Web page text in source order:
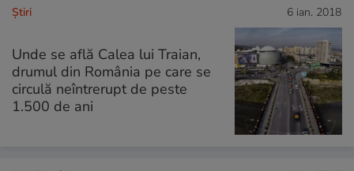
Ştiri 6 ian. 2018
Unde se află Calea lui Traian,
drumul din România pe care se
circulă neîntrerupt de peste
1.500 de ani